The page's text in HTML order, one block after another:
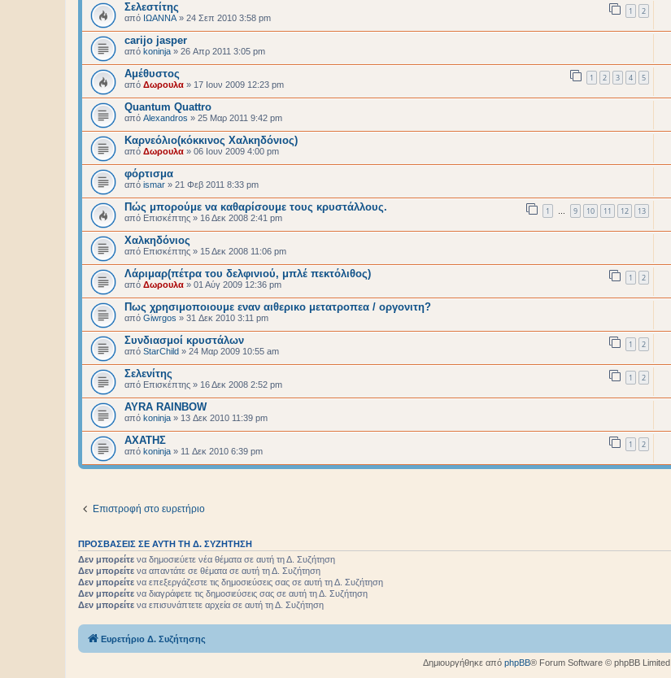
Σελεστίτης
από ΙΩΑΝΝΑ » 24 Σεπ 2010 3:58 pm
1 2
carijo jasper
από koninja » 26 Απρ 2011 3:05 pm
Αμέθυστος
από Δωρουλα » 17 Ιουν 2009 12:23 pm
1 2 3 4 5
Quantum Quattro
από Alexandros » 25 Μαρ 2011 9:42 pm
Kαρνεόλιο(κόκκινος Χαλκηδόνιος)
από Δωρουλα » 06 Ιουν 2009 4:00 pm
φόρτισμα
από ismar » 21 Φεβ 2011 8:33 pm
Πώς μπορούμε να καθαρίσουμε τους κρυστάλλους.
από Επισκέπτης » 16 Δεκ 2008 2:41 pm
1 … 9 10 11 12 13
Χαλκηδόνιος
από Επισκέπτης » 15 Δεκ 2008 11:06 pm
Λάριμαρ(πέτρα του δελφινιού, μπλέ πεκτόλιθος)
από Δωρουλα » 01 Αύγ 2009 12:36 pm
1 2
Πως χρησιμοποιουμε εναν αιθερικο μετατροπεα / οργονιτη?
από Giwrgos » 31 Δεκ 2010 3:11 pm
Συνδιασμοί κρυστάλων
από StarChild » 24 Μαρ 2009 10:55 am
1 2
Σελενίτης
από Επισκέπτης » 16 Δεκ 2008 2:52 pm
1 2
AYRA RAINBOW
από koninja » 13 Δεκ 2010 11:39 pm
ΑΧΑΤΗΣ
από koninja » 11 Δεκ 2010 6:39 pm
1 2
Επιστροφή στο ευρετήριο
ΠΡΟΣΒΆΣΕΙΣ ΣΕ ΑΥΤΉ ΤΗ Δ. ΣΥΖΉΤΗΣΗ
Δεν μπορείτε να δημοσιεύετε νέα θέματα σε αυτή τη Δ. Συζήτηση
Δεν μπορείτε να απαντάτε σε θέματα σε αυτή τη Δ. Συζήτηση
Δεν μπορείτε να επεξεργάζεστε τις δημοσιεύσεις σας σε αυτή τη Δ. Συζήτηση
Δεν μπορείτε να διαγράφετε τις δημοσιεύσεις σας σε αυτή τη Δ. Συζήτηση
Δεν μπορείτε να επισυνάπτετε αρχεία σε αυτή τη Δ. Συζήτηση
Ευρετήριο Δ. Συζήτησης
Δημιουργήθηκε από phpBB® Forum Software © phpBB Limited